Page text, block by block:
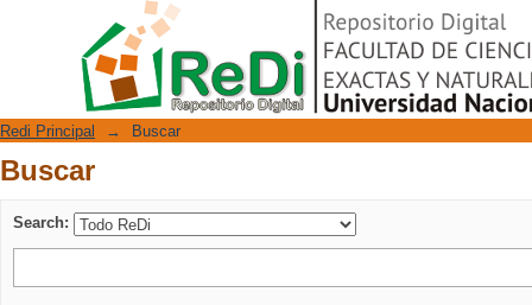
Repositorio Digital
Redi Principal → Buscar
Buscar
Search: